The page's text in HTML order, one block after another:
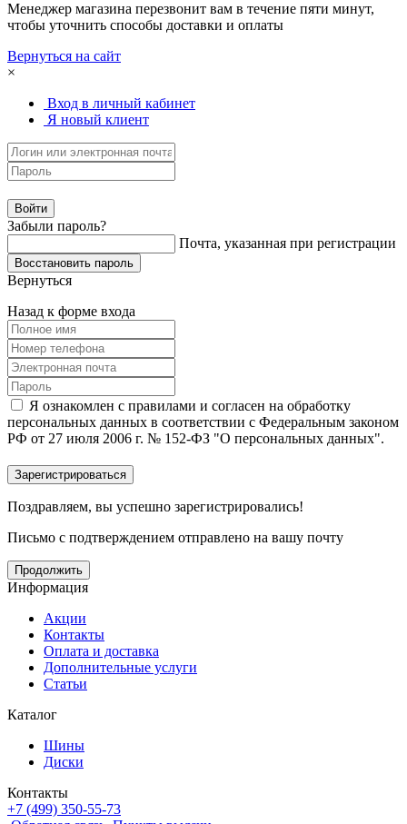
Менеджер магазина перезвонит вам в течение пяти минут,
чтобы уточнить способы доставки и оплаты
Вернуться на сайт
×
Вход в личный кабинет
Я новый клиент
Забыли пароль?
Почта, указанная при регистрации
Вернуться
Назад к форме входа
Я ознакомлен с правилами и согласен на обработку
персональных данных в соответствии с Федеральным законом
РФ от 27 июля 2006 г. № 152-ФЗ "О персональных данных".
Поздравляем, вы успешно зарегистрировались!
Письмо с подтверждением отправлено на вашу почту
Продолжить
Информация
Акции
Контакты
Оплата и доставка
Дополнительные услуги
Статьи
Каталог
Шины
Диски
Контакты
+7 (499) 350-55-73